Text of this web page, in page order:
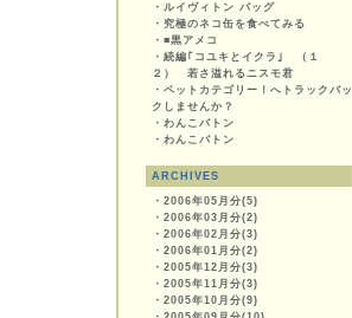
・ ルイヴィトン バッグ
・ 究極のネコ缶を食べてみる
・ ■黒アメコ
・ 続編｢コユキとイクラ｣ （１
２） 若さ溢れるニスモ君
・ ペットカテゴリー！へトラックバッ
クしませんか？
・ わんこバトン
・ わんこバトン
ARCHIVES
・ 2006年05月分(5)
・ 2006年03月分(2)
・ 2006年02月分(3)
・ 2006年01月分(2)
・ 2005年12月分(3)
・ 2005年11月分(3)
・ 2005年10月分(9)